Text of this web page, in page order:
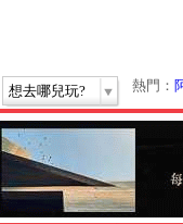
想去哪兒玩? 熱門：